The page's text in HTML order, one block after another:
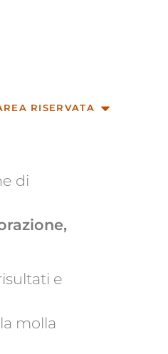
RISERVATA
di
e
molla